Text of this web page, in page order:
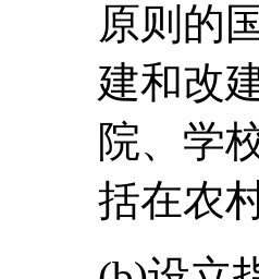
原则的
建和改
院、学
括在农